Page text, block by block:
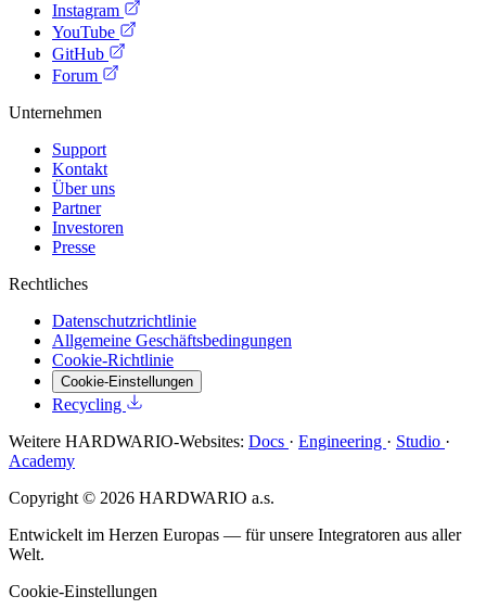
Instagram
YouTube
GitHub
Forum
Unternehmen
Support
Kontakt
Über uns
Partner
Investoren
Presse
Rechtliches
Datenschutzrichtlinie
Allgemeine Geschäftsbedingungen
Cookie-Richtlinie
Cookie-Einstellungen
Recycling
Weitere HARDWARIO-Websites: Docs · Engineering · Studio ·
Academy
Copyright © 2026 HARDWARIO a.s.
Entwickelt im Herzen Europas — für unsere Integratoren aus aller
Welt.
Cookie-Einstellungen